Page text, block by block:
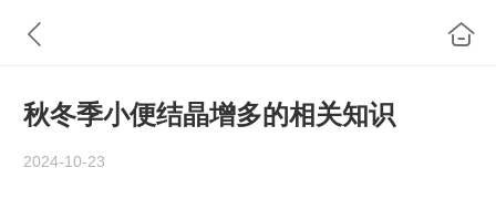
秋冬季小便结晶增多的相关知识
2024-10-23